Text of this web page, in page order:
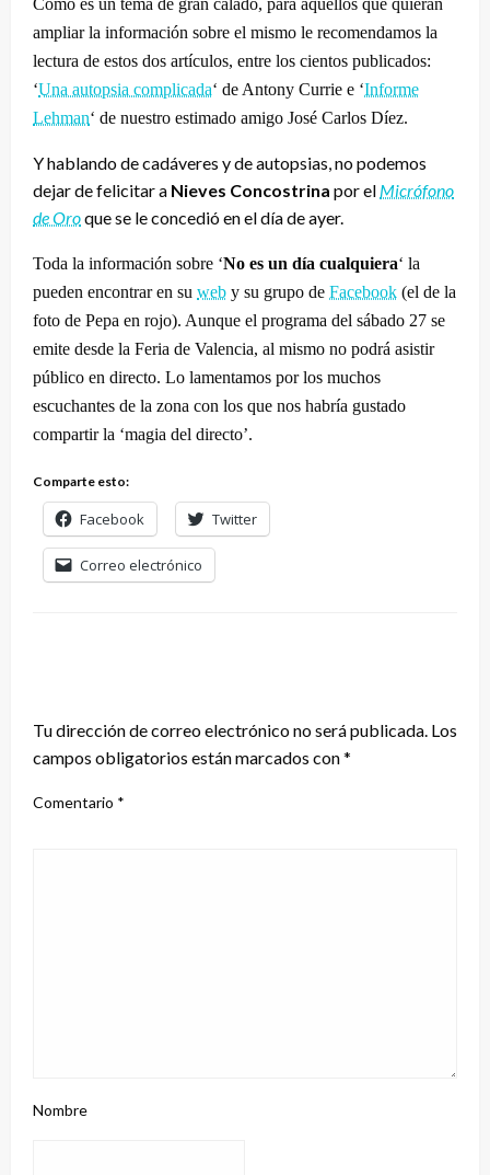
Como es un tema de gran calado, para aquellos que quieran
ampliar la información sobre el mismo le recomendamos la
lectura de estos dos artículos, entre los cientos publicados:
‘Una autopsia complicada‘ de Antony Currie e ‘Informe
Lehman‘ de nuestro estimado amigo José Carlos Díez.
Y hablando de cadáveres y de autopsias, no podemos
dejar de felicitar a Nieves Concostrina por el Micrófono
de Oroque se le concedió en el día de ayer.
Toda la información sobre ‘No es un día cualquiera‘ la
pueden encontrar en su web y su grupo de Facebook (el de la
foto de Pepa en rojo). Aunque el programa del sábado 27 se
emite desde la Feria de Valencia, al mismo no podrá asistir
público en directo. Lo lamentamos por los muchos
escuchantes de la zona con los que nos habría gustado
compartir la ‘magia del directo’.
Comparte esto:
Facebook Twitter
Correo electrónico
Tu dirección de correo electrónico no será publicada. Los
campos obligatorios están marcados con*
Comentario *
Nombre